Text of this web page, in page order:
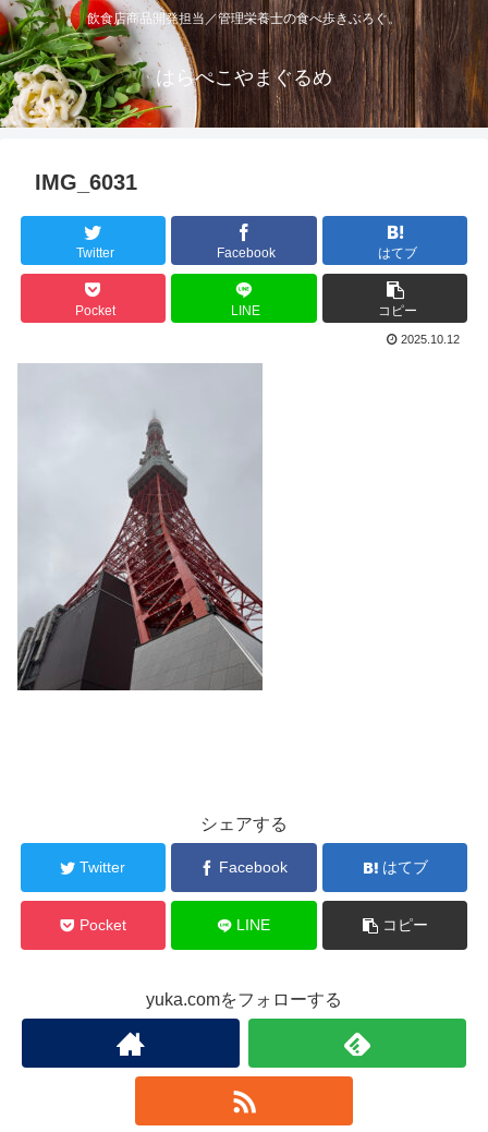
飲食店商品開発担当／管理栄養士の食べ歩きぶろぐ。
はらぺこやまぐるめ
IMG_6031
Twitter Facebook はてブ
Pocket LINE コピー
2025.10.12
シェアする
Twitter Facebook はてブ
Pocket LINE コピー
yuka.comをフォローする